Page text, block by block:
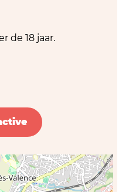
de 18 jaar.